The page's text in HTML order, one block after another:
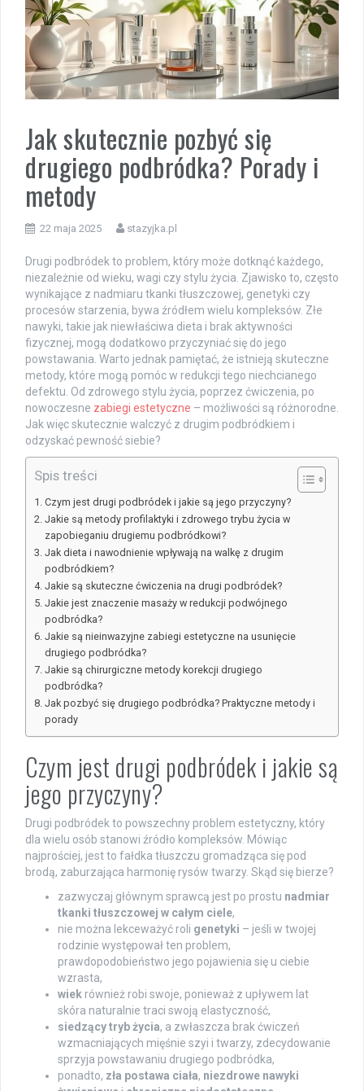
Jak skutecznie pozbyć się
drugiego podbródka? Porady i
metody
22 maja 2025 stazyjka.pl
Drugi podbródek to problem, który może dotknąć każdego,
niezależnie od wieku, wagi czy stylu życia. Zjawisko to, często
wynikające z nadmiaru tkanki tłuszczowej, genetyki czy
procesów starzenia, bywa źródłem wielu kompleksów. Złe
nawyki, takie jak niewłaściwa dieta i brak aktywności
fizycznej, mogą dodatkowo przyczyniać się do jego
powstawania. Warto jednak pamiętać, że istnieją skuteczne
metody, które mogą pomóc w redukcji tego niechcianego
defektu. Od zdrowego stylu życia, poprzez ćwiczenia, po
nowoczesne zabiegi estetyczne – możliwości są różnorodne.
Jak więc skutecznie walczyć z drugim podbródkiem i
odzyskać pewność siebie?
Spis treści
Czym jest drugi podbródek i jakie są jego przyczyny?
Jakie są metody profilaktyki i zdrowego trybu życia w
zapobieganiu drugiemu podbródkowi?
Jak dieta i nawodnienie wpływają na walkę z drugim
podbródkiem?
Jakie są skuteczne ćwiczenia na drugi podbródek?
Jakie jest znaczenie masaży w redukcji podwójnego
podbródka?
Jakie są nieinwazyjne zabiegi estetyczne na usunięcie
drugiego podbródka?
Jakie są chirurgiczne metody korekcji drugiego
podbródka?
Jak pozbyć się drugiego podbródka? Praktyczne metody i
porady
Czym jest drugi podbródek i jakie są
jego przyczyny?
Drugi podbródek to powszechny problem estetyczny, który
dla wielu osób stanowi źródło kompleksów. Mówiąc
najprościej, jest to fałdka tłuszczu gromadząca się pod
brodą, zaburzająca harmonię rysów twarzy. Skąd się bierze?
zazwyczaj głównym sprawcą jest po prostu nadmiar
tkanki tłuszczowej w całym ciele,
nie można lekceważyć roli genetyki – jeśli w twojej
rodzinie występował ten problem,
prawdopodobieństwo jego pojawienia się u ciebie
wzrasta,
wiek również robi swoje, ponieważ z upływem lat
skóra naturalnie traci swoją elastyczność,
siedzący tryb życia, a zwłaszcza brak ćwiczeń
wzmacniających mięśnie szyi i twarzy, zdecydowanie
sprzyja powstawaniu drugiego podbródka,
ponadto, zła postawa ciała, niezdrowe nawyki